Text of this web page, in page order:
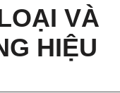
VÀ
HIỆU